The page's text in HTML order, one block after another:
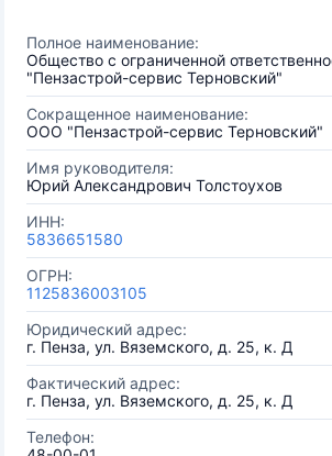
Полное наименование:
Общество с ограниченной
"Пензастрой-сервис Терновский"
Сокращенное наименование:
ООО "Пензастрой-сервис Терновский"
Имя руководителя:
Юрий Александрович Толстоухов
ИНН:
5836651580
ОГРН:
1125836003105
Юридический адрес:
г. Пенза, ул. Вяземского, д. 25, к. Д
Фактический адрес:
г. Пенза, ул. Вяземского, д. 25, к. Д
Телефон: